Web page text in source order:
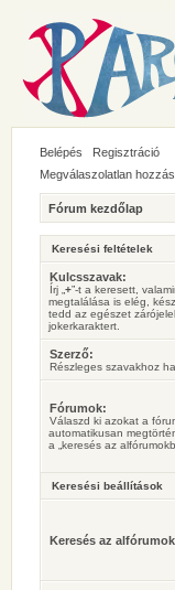
Belépés
Regisztráció
Megválaszolatlan
Fórum kezdőlap
Keresési feltételek
Kulcsszavak:
Írj „ +”-t a keresett,
megtalálása is elég,
tedd az egészet
jokerkaraktert.
Szerző:
Részleges szavakhoz
Fórumok:
Válaszd ki azokat a
automatikusan
a „keresés az
Keresési beállítások
Keresés az